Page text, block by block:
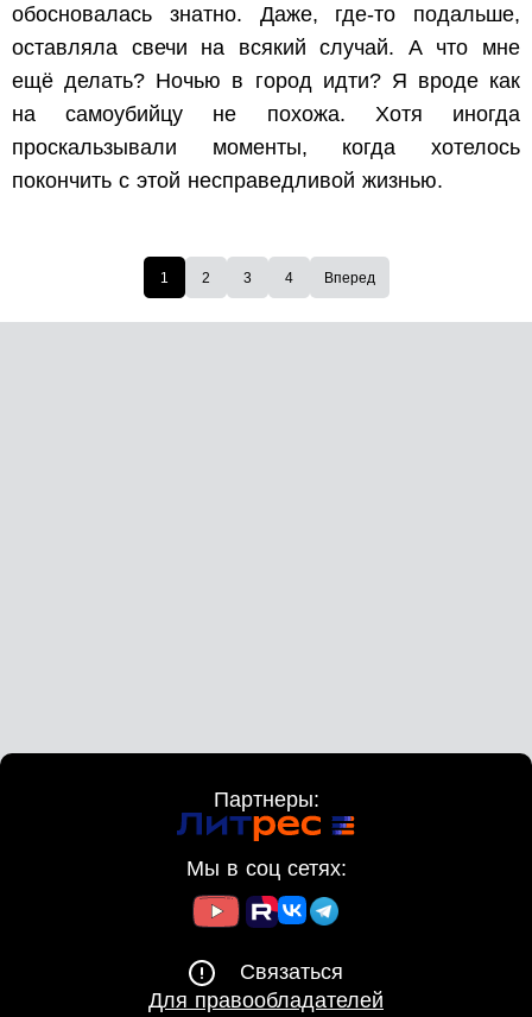
обосновалась знатно. Даже, где-то подальше,
оставляла свечи на всякий случай. А что мне
ещё делать? Ночью в город идти? Я вроде как
на самоубийцу не похожа. Хотя иногда
проскальзывали моменты, когда хотелось
покончить с этой несправедливой жизнью.
1 2 3 4 Вперед
Партнеры:
Мы в соц сетях:
Связаться
Для правообладателей